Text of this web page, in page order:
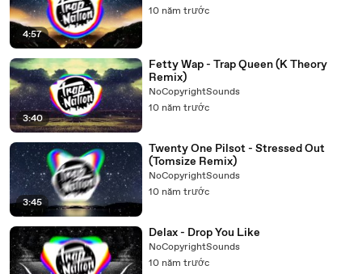
4:57
10 năm trước
3:40
Fetty Wap - Trap Queen (K Theory
Remix)
NoCopyrightSounds
10 năm trước
3:45
Twenty One Pilsot - Stressed Out
(Tomsize Remix)
NoCopyrightSounds
10 năm trước
Delax - Drop You Like
NoCopyrightSounds
10 năm trước